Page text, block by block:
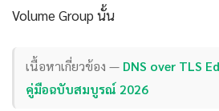
Volume Group นั้น
เนื้อหาเกี่ยวข้อง — DNS over TLS
คู่มือฉบับสมบูรณ์ 2026